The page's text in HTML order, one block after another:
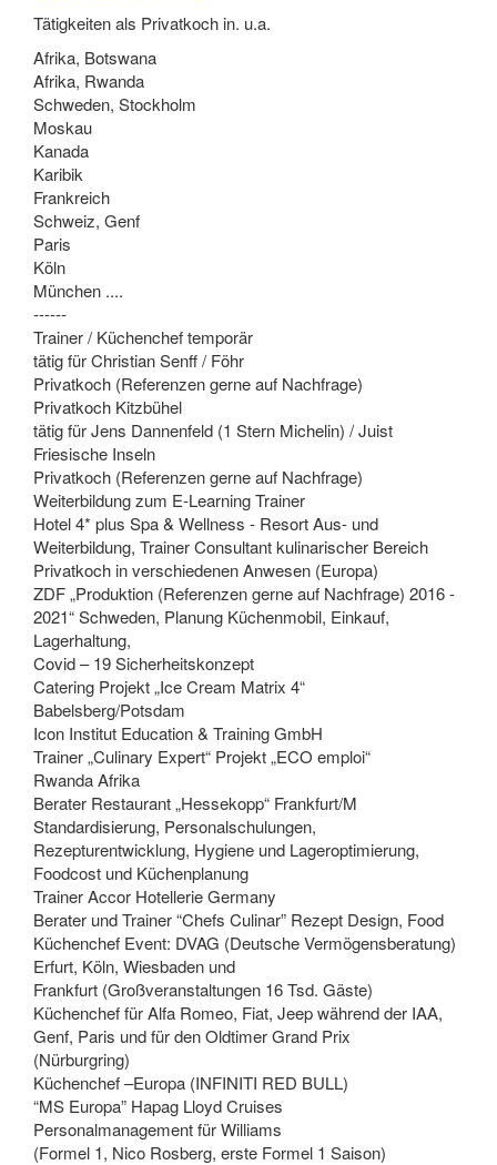
Tätigkeiten als Privatkoch in. u.a.
Afrika, Botswana
Afrika, Rwanda
Schweden, Stockholm
Moskau
Kanada
Karibik
Frankreich
Schweiz, Genf
Paris
Köln
München ....
------
Trainer / Küchenchef temporär
tätig für Christian Senff / Föhr
Privatkoch (Referenzen gerne auf Nachfrage)
Privatkoch Kitzbühel
tätig für Jens Dannenfeld (1 Stern Michelin) / Juist
Friesische Inseln
Privatkoch (Referenzen gerne auf Nachfrage)
Weiterbildung zum E-Learning Trainer
Hotel 4* plus Spa & Wellness - Resort Aus- und
Weiterbildung, Trainer Consultant kulinarischer Bereich
Privatkoch in verschiedenen Anwesen (Europa)
ZDF „Produktion (Referenzen gerne auf Nachfrage) 2016 -
2021“ Schweden, Planung Küchenmobil, Einkauf,
Lagerhaltung,
Covid – 19 Sicherheitskonzept
Catering Projekt „Ice Cream Matrix 4“
Babelsberg/Potsdam
Icon Institut Education & Training GmbH
Trainer „Culinary Expert“ Projekt „ECO emploi“
Rwanda Afrika
Berater Restaurant „Hessekopp“ Frankfurt/M
Standardisierung, Personalschulungen,
Rezepturentwicklung, Hygiene und Lageroptimierung,
Foodcost und Küchenplanung
Trainer Accor Hotellerie Germany
Berater und Trainer “Chefs Culinar” Rezept Design, Food
Küchenchef Event: DVAG (Deutsche Vermögensberatung)
Erfurt, Köln, Wiesbaden und
Frankfurt (Großveranstaltungen 16 Tsd. Gäste)
Küchenchef für Alfa Romeo, Fiat, Jeep während der IAA,
Genf, Paris und für den Oldtimer Grand Prix
(Nürburgring)
Küchenchef –Europa (INFINITI RED BULL)
“MS Europa” Hapag Lloyd Cruises
Personalmanagement für Williams
(Formel 1, Nico Rosberg, erste Formel 1 Saison)